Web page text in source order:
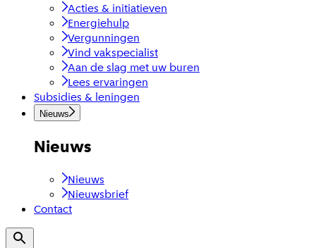
Acties & initiatieven
Energiehulp
Vergunningen
Vind vakspecialist
Aan de slag met uw buren
Lees ervaringen
Subsidies & leningen
Nieuws
Nieuws
Nieuws
Nieuwsbrief
Contact